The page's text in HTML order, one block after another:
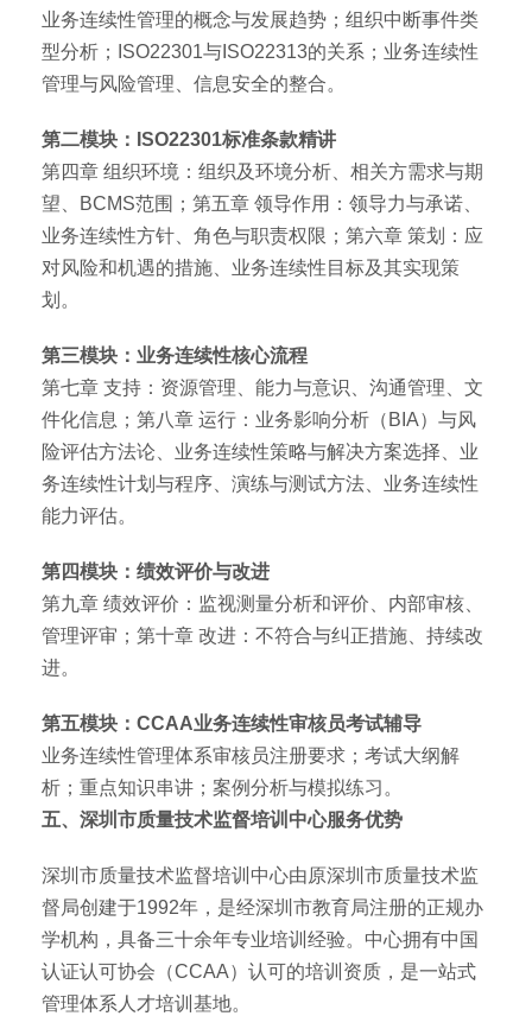
业务连续性管理的概念与发展趋势；组织中断事件类
型分析；ISO22301与ISO22313的关系；业务连续性
管理与风险管理、信息安全的整合。
第二模块：ISO22301标准条款精讲
第四章 组织环境：组织及环境分析、相关方需求与期
望、BCMS范围；第五章 领导作用：领导力与承诺、
业务连续性方针、角色与职责权限；第六章 策划：应
对风险和机遇的措施、业务连续性目标及其实现策
划。
第三模块：业务连续性核心流程
第七章 支持：资源管理、能力与意识、沟通管理、文
件化信息；第八章 运行：业务影响分析（BIA）与风
险评估方法论、业务连续性策略与解决方案选择、业
务连续性计划与程序、演练与测试方法、业务连续性
能力评估。
第四模块：绩效评价与改进
第九章 绩效评价：监视测量分析和评价、内部审核、
管理评审；第十章 改进：不符合与纠正措施、持续改
进。
第五模块：CCAA业务连续性审核员考试辅导
业务连续性管理体系审核员注册要求；考试大纲解
析；重点知识串讲；案例分析与模拟练习。
五、深圳市质量技术监督培训中心服务优势
深圳市质量技术监督培训中心由原深圳市质量技术监
督局创建于1992年，是经深圳市教育局注册的正规办
学机构，具备三十余年专业培训经验。中心拥有中国
认证认可协会（CCAA）认可的培训资质，是一站式
管理体系人才培训基地。